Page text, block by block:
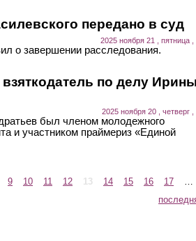
передано в суд
2025 ноября 21 , пятница ,
о завершении расследования.
по делу
2025 ноября 20 , четверг ,
был членом молодежного
и участником праймериз «Единой
9 10 11 12 13 14 15 16 17